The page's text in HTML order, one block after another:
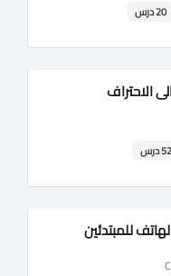
20 درس
52 درس
للمبتدئين